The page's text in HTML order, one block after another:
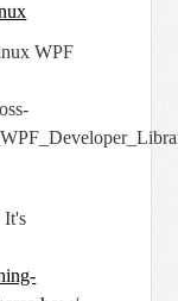
WPF
It's